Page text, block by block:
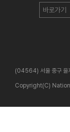
(04564) 서울 중구 을
Copyright(C)
바로가기